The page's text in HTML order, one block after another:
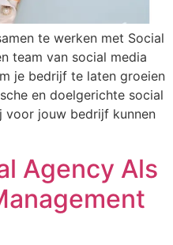
te werken met Social
team van social media
je bedrijf te laten groeien
en doelgerichte social
voor jouw bedrijf kunnen
Agency Als